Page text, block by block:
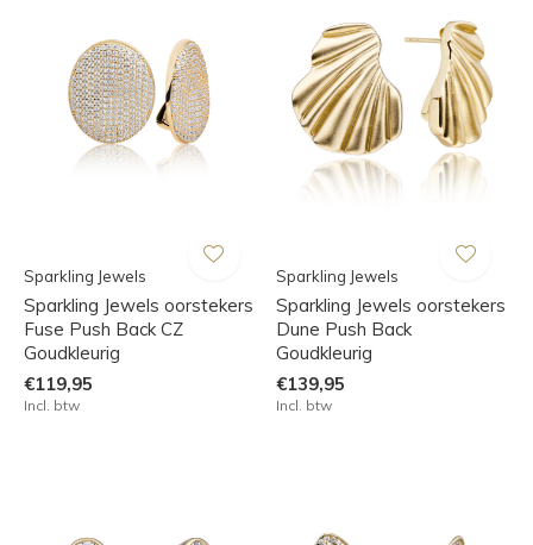
Sparkling Jewels
Sparkling Jewels oorstekers
Fuse Push Back CZ
Goudkleurig
€119,95
Incl. btw
Sparkling Jewels
Sparkling Jewels oorstekers
Dune Push Back
Goudkleurig
€139,95
Incl. btw